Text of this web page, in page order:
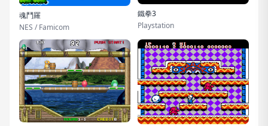
魂鬥羅
NES / Famicom
鐵拳3
Playstation